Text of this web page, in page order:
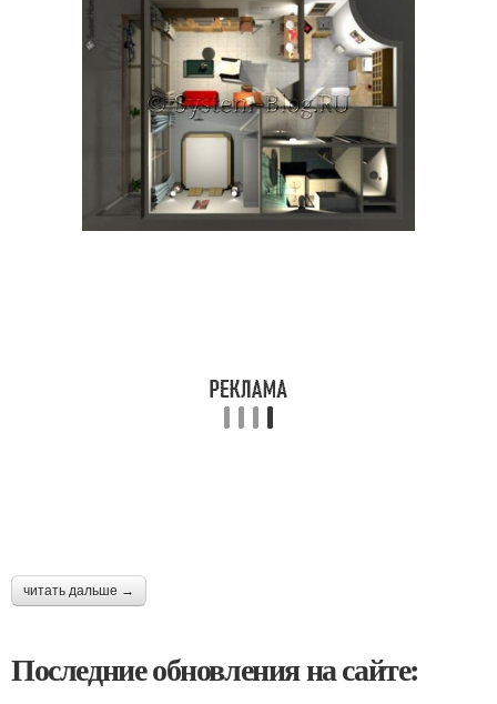
читать дальше →
Последние обновления на сайте: